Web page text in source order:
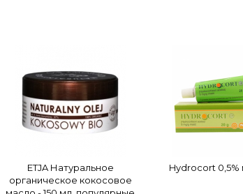
ETJA Натуральное
органическое кокосовое
Hydrocort 0,5%